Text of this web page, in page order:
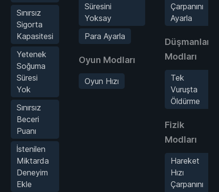
Sınırsız
Sigorta
Kapasitesi
Yetenek
Soğuma
Süresi
Yok
Sınırsız
Beceri
Puanı
İstenilen
Miktarda
Deneyim
Ekle
Süresini
Yoksay
Para Ayarla
Oyun Modları
Oyun Hızı
Çarpanını
Ayarla
Düşmanlar
Modları
Tek
Vuruşta
Öldürme
Fizik
Modları
Hareket
Hızı
Çarpanını